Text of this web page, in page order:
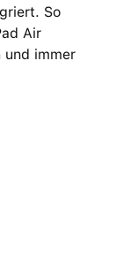
So
Air
und immer